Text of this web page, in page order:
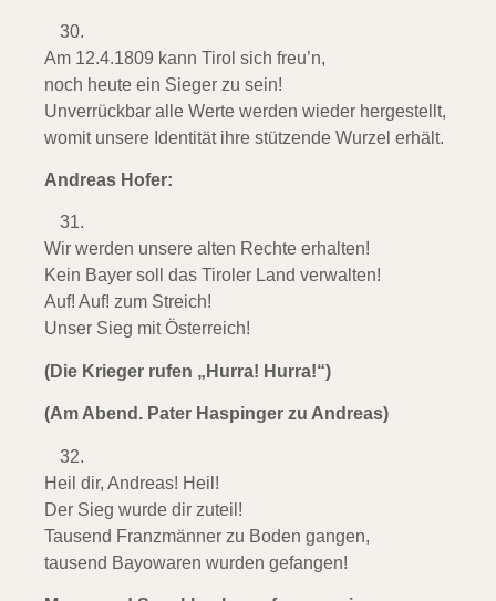
Am 12.4.1809 kann Tirol sich freu’n,
noch heute ein Sieger zu sein!
Unverrückbar alle Werte werden wieder hergestellt,
womit unsere Identität ihre stützende Wurzel erhält.
Andreas Hofer:
Wir werden unsere alten Rechte erhalten!
Kein Bayer soll das Tiroler Land verwalten!
Auf! Auf! zum Streich!
Unser Sieg mit Österreich!
(Die Krieger rufen „Hurra! Hurra!“)
(Am Abend. Pater Haspinger zu Andreas)
Heil dir, Andreas! Heil!
Der Sieg wurde dir zuteil!
Tausend Franzmänner zu Boden gangen,
tausend Bayowaren wurden gefangen!